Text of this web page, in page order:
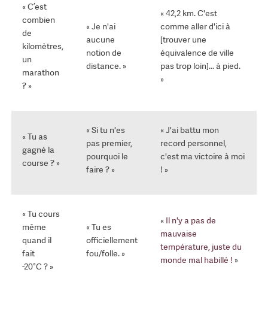
« C’est
combien
de
kilomètres,
un
marathon
? »
« Je n'ai
aucune
notion de
distance. »
« 42,2 km. C'est
comme aller d'ici à
[trouver une
équivalence de ville
pas trop loin]... à pied.
»
« Tu as
gagné la
course ? »
« Si tu n'es
pas premier,
pourquoi le
faire ? »
« J'ai battu mon
record personnel,
c'est ma victoire à moi
! »
« Tu cours
même
quand il
fait
-20°C ? »
« Tu es
officiellement
fou/folle. »
« Il n'y a pas de
mauvaise
température, juste du
monde mal habillé ! »